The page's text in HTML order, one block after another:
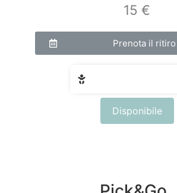
15 €
Prenota il ritiro
Disponibile